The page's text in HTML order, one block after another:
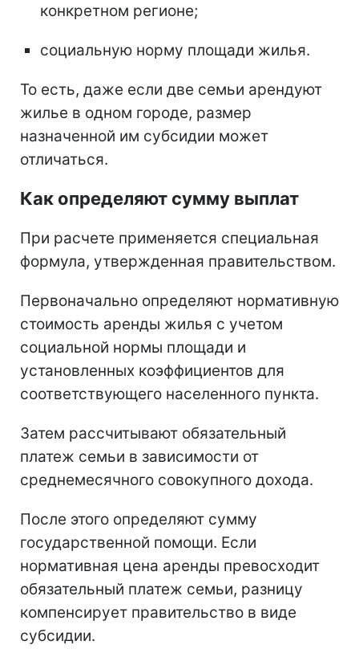
конкретном регионе;
социальную норму площади жилья.
То есть, даже если две семьи арендуют
жилье в одном городе, размер
назначенной им субсидии может
отличаться.
Как определяют сумму выплат
При расчете применяется специальная
формула, утвержденная правительством.
Первоначально определяют нормативную
стоимость аренды жилья с учетом
социальной нормы площади и
установленных коэффициентов для
соответствующего населенного пункта.
Затем рассчитывают обязательный
платеж семьи в зависимости от
среднемесячного совокупного дохода.
После этого определяют сумму
государственной помощи. Если
нормативная цена аренды превосходит
обязательный платеж семьи, разницу
компенсирует правительство в виде
субсидии.